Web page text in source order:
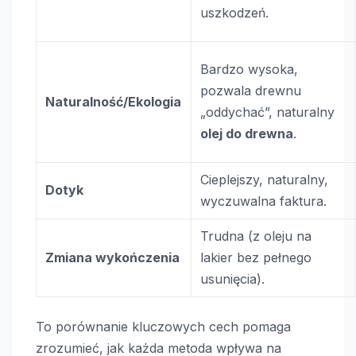
uszkodzeń.
Naturalność/Ekologia
Bardzo wysoka,
pozwala drewnu
„oddychać”, naturalny
olej do drewna.
Dotyk
Cieplejszy, naturalny,
wyczuwalna faktura.
Zmiana wykończenia
Trudna (z oleju na
lakier bez pełnego
usunięcia).
To porównanie kluczowych cech pomaga
zrozumieć, jak każda metoda wpływa na